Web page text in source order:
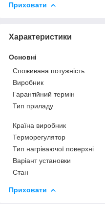
Приховати
Характеристики
Основні
Споживана потужність
Виробник
Гарантійний термін
Тип приладу
Країна виробник
Терморегулятор
Тип нагріваючої поверхні
Варіант установки
Стан
Приховати